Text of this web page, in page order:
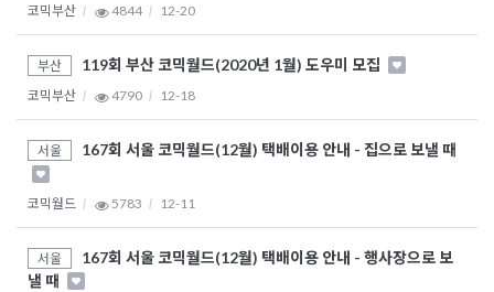
코믹부산 4844 12-20
부산 119회 부산 코믹월드(2020년 1월) 도우미 모집
코믹부산 4790 12-18
서울 167회 서울 코믹월드(12월) 택배이용 안내 - 집으로 보낼 때
코믹월드 5783 12-11
서울
167회 서울 코믹월드(12월) 택배이용 안내 - 행사장으로 보
낼 때